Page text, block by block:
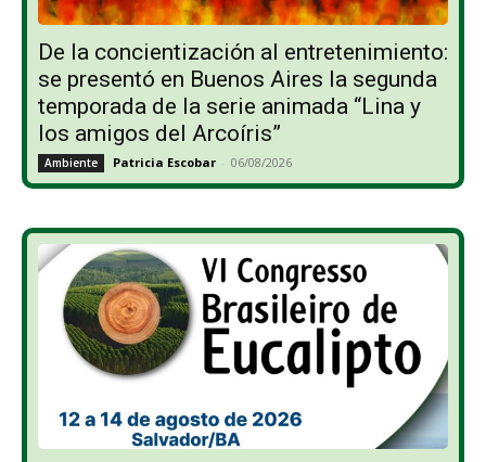
De la concientización al entretenimiento:
se presentó en Buenos Aires la segunda
temporada de la serie animada “Lina y
los amigos del Arcoíris”
Ambiente Patricia Escobar - 06/08/2026